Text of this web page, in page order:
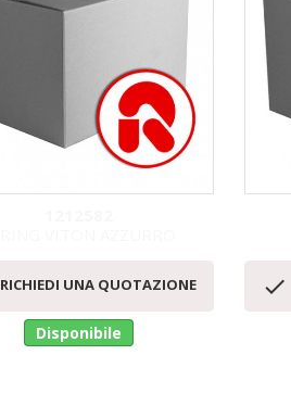
Anteprima
RICHIEDI UNA QUOTAZIONE
Disponibile
